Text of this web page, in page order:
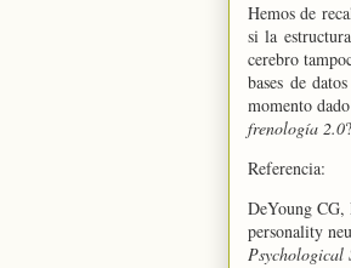
Hemos de
si la
cerebro
bases de
momento
frenología 2.0?
Referencia:
DeYoung
personality
Psychological